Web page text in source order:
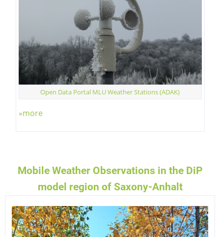
Open Data Portal MLU Weather Stations (ADAK)
»more
Mobile Weather Observations in the DiP
model region of Saxony-Anhalt